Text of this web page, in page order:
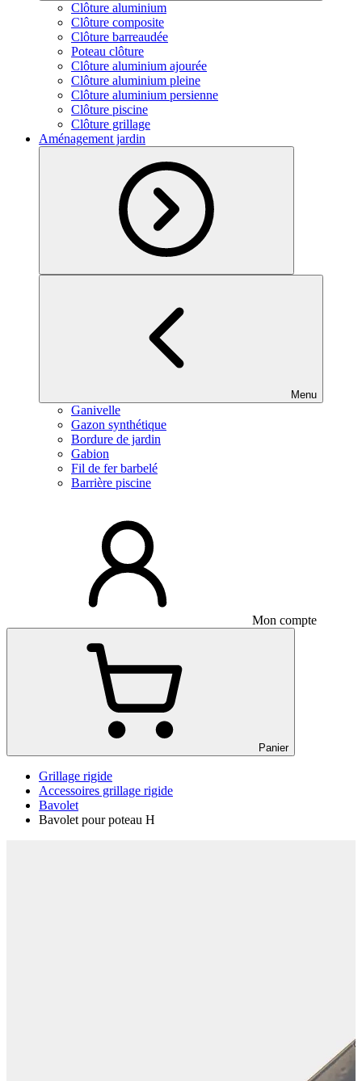
Clôture aluminium
Clôture composite
Clôture barreaudée
Poteau clôture
Clôture aluminium ajourée
Clôture aluminium pleine
Clôture aluminium persienne
Clôture piscine
Clôture grillage
Aménagement jardin
Menu
Ganivelle
Gazon synthétique
Bordure de jardin
Gabion
Fil de fer barbelé
Barrière piscine
Mon compte
Panier
Grillage rigide
Accessoires grillage rigide
Bavolet
Bavolet pour poteau H